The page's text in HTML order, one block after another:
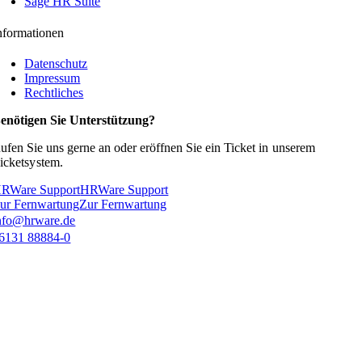
Datenschutz
Impressum
Rechtliches
Sie Unterstützung?
Sie uns gerne an oder eröffnen Sie ein Ticket in unserem
SupportHRWare Support
FernwartungZur Fernwartung
88884-0